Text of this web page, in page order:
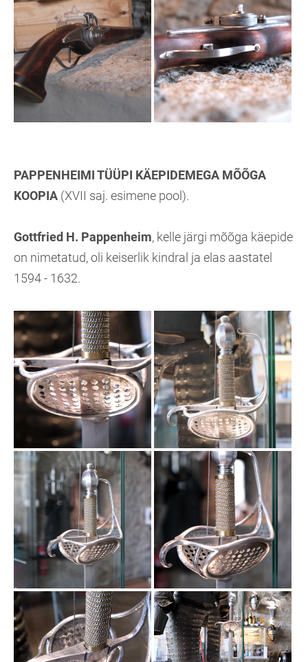
PAPPENHEIMI TÜÜPI KÄEPIDEMEGA MÕÕGA
KOOPIA (XVII saj. esimene pool).
Gottfried H. Pappenheim, kelle järgi mõõga käepide
on nimetatud, oli keiserlik kindral ja elas aastatel
1594 - 1632.